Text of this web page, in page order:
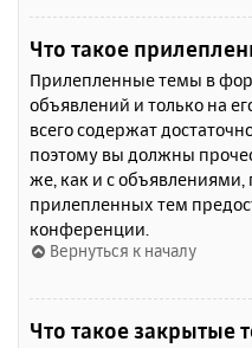
Что такое
Прилепленные темы в
объявлений и только на
всего содержат
поэтому вы должны
же, как и с объявлениями,
прилепленных тем
конференции.
Вернуться к началу
Что такое закрытые